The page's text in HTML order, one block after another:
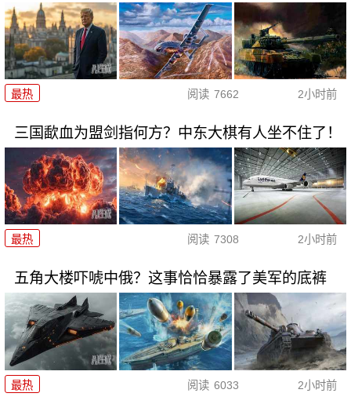
最热 阅读 7662 2小时前
三国歃血为盟剑指何方？中东大棋有人坐不住了！
最热 阅读 7308 2小时前
五角大楼吓唬中俄？这事恰恰暴露了美军的底裤
最热 阅读 6033 2小时前